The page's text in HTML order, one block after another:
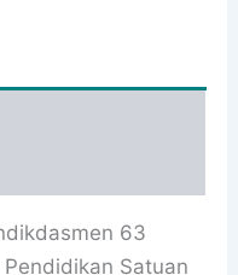
63
Satuan